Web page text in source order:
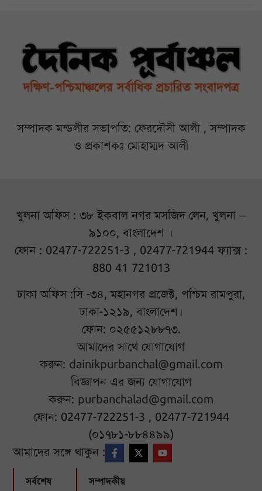
সম্পাদক মন্ডলীর সভাপতি: ফেরদৌসী আলী , সম্পাদক
ও প্রকাশকঃ মোহাম্মদ আলী
খুলনা অফিস : ৩৮ ইকবাল নগর মসজিদ লেন, খুলনা –
৯১০০, বাংলাদেশ ।
ফোন : 02477-722251-3 , 02477-721944 ফ্যাক্স :
880 41 721013
ঢাকা অফিস :সি -৩৪, মহানগর প্রজেক্ট, পশ্চিম রামপুরা,
ঢাকা-১২১৯, বাংলাদেশ।
ফোন: ০২৫৫১২৮৮৭৩.
আমাদের সাথে যোগাযোগ
করুন: dainikpurbanchal@gmail.com
বিজ্ঞাপন এর জন্য যোগাযোগ
করুন: purbanchalad@gmail.com
ফোন: 02477-722251-3 , 02477-721944
(০১৭৮১-৮৮৪৪৯৯)
আমাদের সঙ্গে থাকুন :
সর্বশেষ সম্পাদকীয়